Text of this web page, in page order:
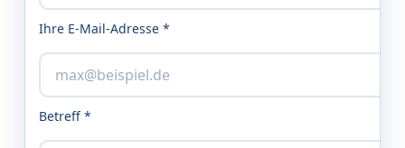
Ihre E-Mail-Adresse *
Betreff *